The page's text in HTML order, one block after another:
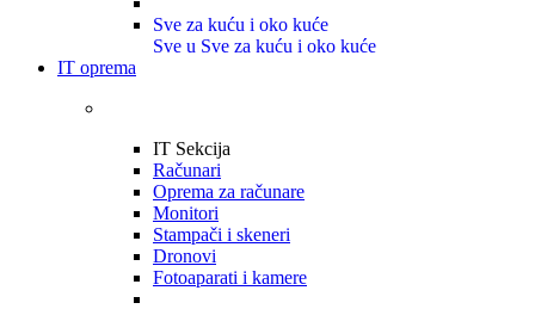
Sve za kuću i oko kuće
Sve u Sve za kuću i oko kuće
IT oprema
IT Sekcija
Računari
Oprema za računare
Monitori
Stampači i skeneri
Dronovi
Fotoaparati i kamere